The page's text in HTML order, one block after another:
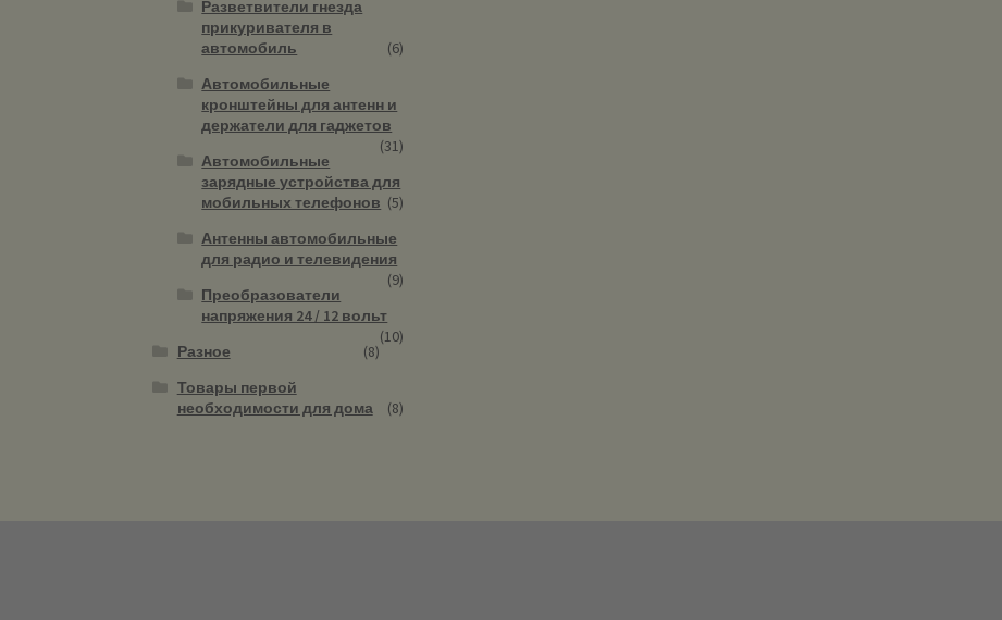
Разветвители гнезда
прикуривателя в
автомобиль
(6)
Автомобильные
кронштейны для антенн и
держатели для гаджетов
(31)
Автомобильные
зарядные устройства для
мобильных телефонов (5)
Антенны автомобильные
для радио и телевидения
(9)
Преобразователи
напряжения 24 / 12 вольт
(10)
Разное
(8)
Товары первой
необходимости для дома
(8)